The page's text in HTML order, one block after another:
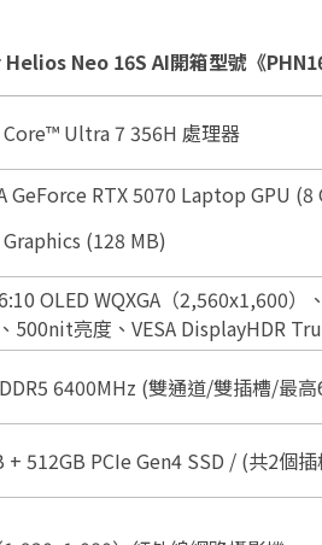
Neo 16S AI開箱型號《
Ultra 7 356H 處理器
GeForce RTX 5070 Laptop GPU (8
(128 MB)
OLED WQXGA（2,560x1,600
500nit亮度、VESA DisplayHDR
6400MHz (雙通道/雙插槽/最高
+ 512GB PCIe Gen4 SSD / (共2個